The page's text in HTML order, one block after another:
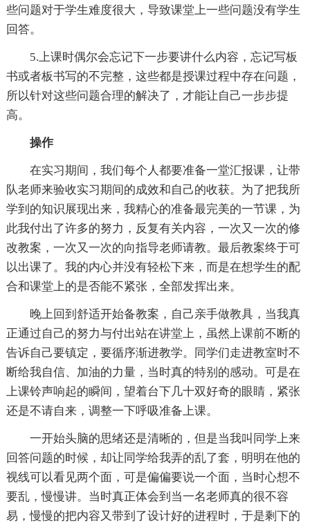
些问题对于学生难度很大，导致课堂上一些问题没有学生
回答。
5.上课时偶尔会忘记下一步要讲什么内容，忘记写板
书或者板书写的不完整，这些都是授课过程中存在问题，
所以针对这些问题合理的解决了，才能让自己一步步提
高。
操作
在实习期间，我们每个人都要准备一堂汇报课，让带
队老师来验收实习期间的成效和自己的收获。为了把我所
学到的知识展现出来，我精心的准备最完美的一节课，为
此我付出了许多的努力，反复有关内容，一次又一次的修
改教案，一次又一次的向指导老师请教。最后教案终于可
以出课了。我的内心并没有轻松下来，而是在想学生的配
合和课堂上的是否能不紧张，全部发挥出来。
晚上回到舒适开始备教案，自己亲手做教具，当我真
正通过自己的努力与付出站在讲堂上，虽然上课前不断的
告诉自己要镇定，要循序渐进教学。同学们走进教室时不
断给我自信、加油的力量，当时真的特别的感动。可是在
上课铃声响起的瞬间，望着台下几十双好奇的眼睛，紧张
还是不请自来，调整一下呼吸准备上课。
一开始头脑的思绪还是清晰的，但是当我叫同学上来
回答问题的时候，却让同学给我弄的乱了套，明明在他的
视线可以看见两个面，可是偏偏要说一个面，当时心想不
要乱，慢慢讲。当时真正体会到当一名老师真的很不容
易，慢慢的把内容又带到了设计好的进程时，于是剩下的